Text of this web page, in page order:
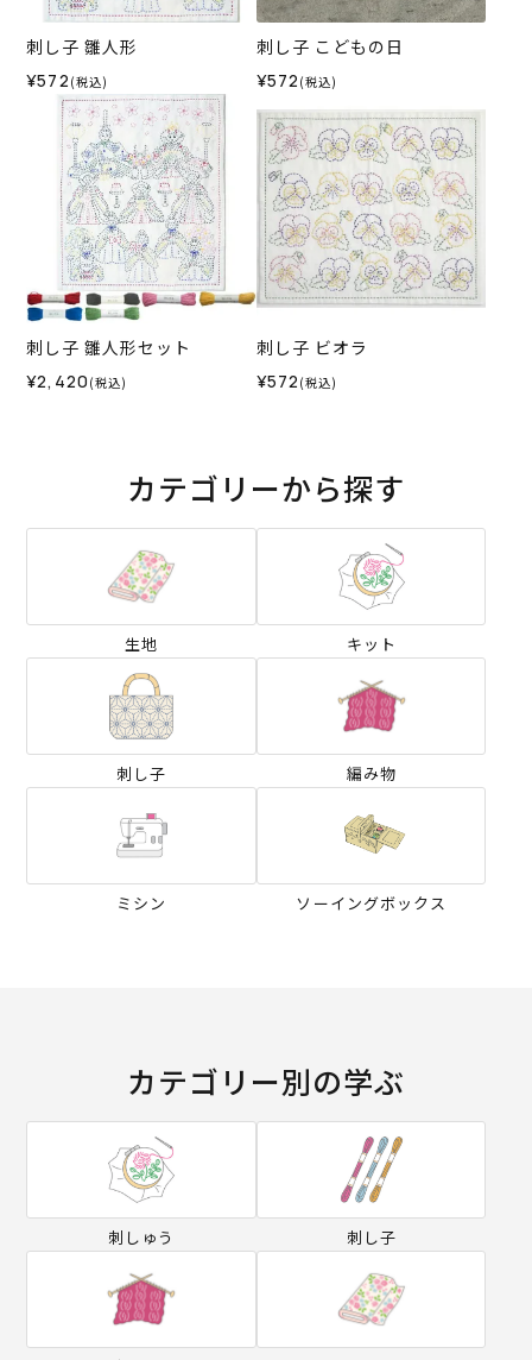
刺し子 雛人形
¥572 (税込)
刺し子 こどもの日
¥572 (税込)
刺し子 雛人形セット
¥2,420 (税込)
刺し子 ビオラ
¥572 (税込)
カテゴリーから探す
生地 キット
刺し子 編み物
ミシン ソーイングボックス
カテゴリー別の学ぶ
刺しゅう 刺し子